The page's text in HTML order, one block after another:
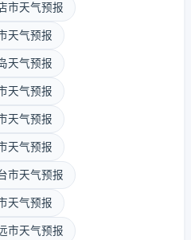
市天气预报
天气预报
天气预报
天气预报
天气预报
天气预报
市天气预报
天气预报
市天气预报